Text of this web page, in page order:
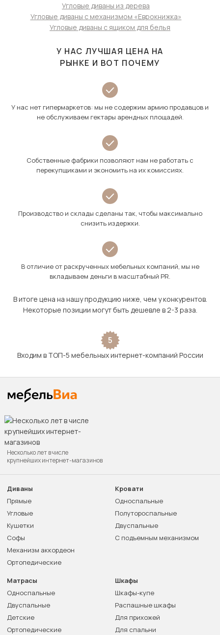
Угловые диваны из дерева
Угловые диваны с механизмом «Еврокнижка»
Угловые диваны с ящиком для белья
У НАС ЛУЧШАЯ ЦЕНА НА
РЫНКЕ И ВОТ ПОЧЕМУ
У нас нет гипермаркетов: мы не содержим армию продавцов и
не обслуживаем гектары арендных площадей.
Собственные фабрики позволяют нам не работать с
перекупщиками и экономить на их комиссиях.
Производство и склады сделаны так, чтобы максимально
снизить издержки.
В отличие от раскрученных мебельных компаний, мы не
вкладываем деньги в масштабный PR.
В итоге цена на нашу продукцию ниже, чем у конкурентов.
Некоторые позиции могут быть дешевле в 2-3 раза.
5
Входим в ТОП-5 мебельных интернет-компаний России
Несколько лет в числе
крупнейших интернет-магазинов
Диваны
Прямые
Угловые
Кушетки
Софы
Механизм аккордеон
Ортопедические
Кровати
Односпальные
Полутороспальные
Двуспальные
С подъемным механизмом
Матрасы
Односпальные
Двуспальные
Детские
Ортопедические
Шкафы
Шкафы-купе
Распашные шкафы
Для прихожей
Для спальни